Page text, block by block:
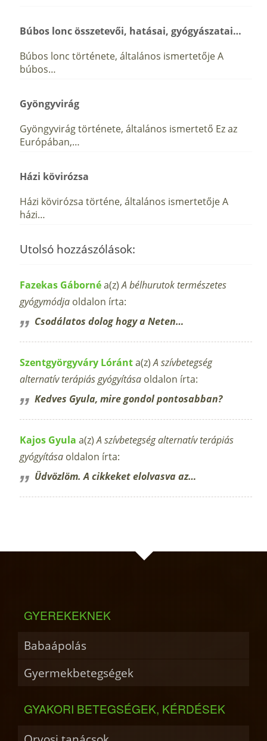
Búbos lonc összetevői, hatásai, gyógyászatai…
Búbos lonc története, általános ismertetője A
búbos…
Gyöngyvirág
Gyöngyvirág története, általános ismertető Ez az
Európában,…
Házi kövirózsa
Házi kövirózsa történe, általános ismertetője A
házi…
Utolsó hozzászólások:
Fazekas Gábornéa(z)A bélhurutok természetes
gyógymódja oldalon írta:
Csodálatos dolog hogy a Neten…
Szentgyörgyváry Lóránta(z)A szívbetegség
alternatív terápiás gyógyítása oldalon írta:
Kedves Gyula, mire gondol pontosabban?
Kajos Gyula a(z)A szívbetegség alternatív terápiás
gyógyítása oldalon írta:
Üdvözlöm. A cikkeket elolvasva az…
GYEREKEKNEK
Babaápolás
Gyermekbetegségek
GYAKORI BETEGSÉGEK, KÉRDÉSEK